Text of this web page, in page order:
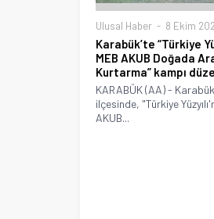
Ulusal Haber 8 Ekim
Karabük’te “Türkiye
MEB AKUB Doğada
Kurtarma” kampı
KARABÜK (AA) -
ilçesinde, "Türkiye
AKUB...